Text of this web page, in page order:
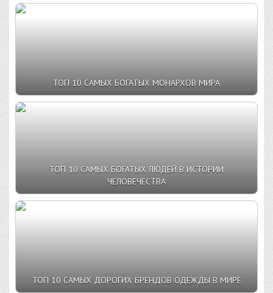
ТОП 10 САМЫХ БОГАТЫХ МОНАРХОВ МИРА
ТОП 10 САМЫХ БОГАТЫХ ЛЮДЕЙ В ИСТОРИИ
ЧЕЛОВЕЧЕСТВА
ТОП 10 САМЫХ ДОРОГИХ БРЕНДОВ ОДЕЖДЫ В МИРЕ